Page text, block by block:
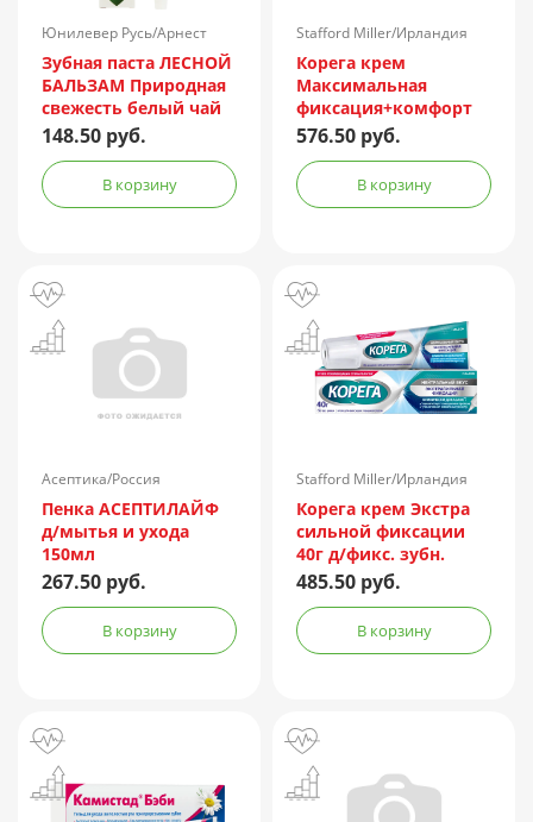
Юнилевер Русь/Арнест
Юнирусь/Россия
Зубная паста ЛЕСНОЙ
БАЛЬЗАМ Природная
свежесть белый чай
и алоэ 75мл
148.50 руб.
В корзину
Stafford Miller/Ирландия
Корега крем
Максимальная
фиксация+комфорт
40г д/фикс. зубн.
протезов (нейтр.
вкус)
576.50 руб.
В корзину
Асептика/Россия
Пенка АСЕПТИЛАЙФ
д/мытья и ухода
150мл
267.50 руб.
В корзину
Stafford Miller/Ирландия
Корега крем Экстра
сильной фиксации
40г д/фикс. зубн.
протезов
(нейтральный вкус)
485.50 руб.
В корзину